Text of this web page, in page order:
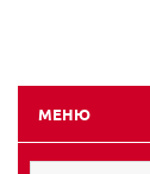
МЕНЮ